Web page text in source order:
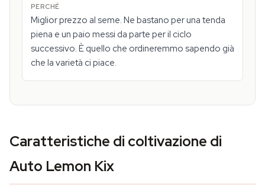
Miglior prezzo al seme. Ne bastano per una tenda
piena e un paio messi da parte per il ciclo
successivo. È quello che ordineremmo sapendo già
che la varietà ci piace.
Caratteristiche di coltivazione di
Auto Lemon Kix